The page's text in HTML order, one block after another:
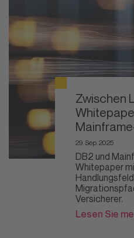
Zwischen
29. Sep. 2025
DB2 und
Whitepaper
Versicherer.
Lesen Sie